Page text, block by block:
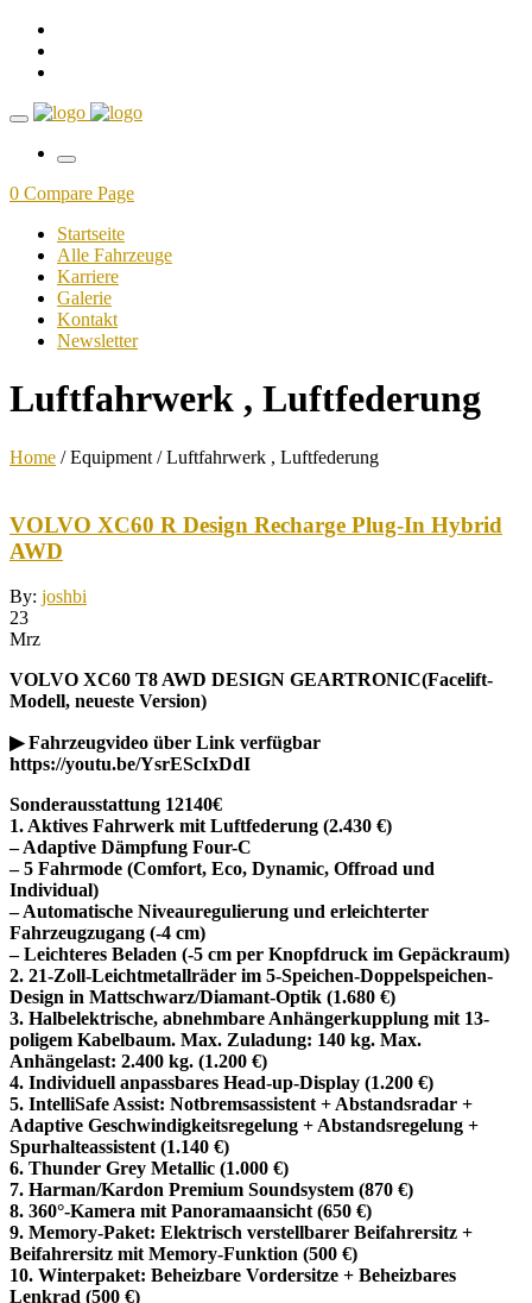
0 Compare Page
Startseite
Alle Fahrzeuge
Karriere
Galerie
Kontakt
Newsletter
Luftfahrwerk , Luftfederung
Home / Equipment / Luftfahrwerk , Luftfederung
VOLVO XC60 R Design Recharge Plug-In Hybrid
AWD
By: joshbi
23
Mrz
VOLVO XC60 T8 AWD DESIGN GEARTRONIC(Facelift-
Modell, neueste Version)
▶ Fahrzeugvideo über Link verfügbar
https://youtu.be/YsrEScIxDdI
Sonderausstattung 12140€
1. Aktives Fahrwerk mit Luftfederung (2.430 €)
– Adaptive Dämpfung Four-C
– 5 Fahrmode (Comfort, Eco, Dynamic, Offroad und
Individual)
– Automatische Niveauregulierung und erleichterter
Fahrzeugzugang (-4 cm)
– Leichteres Beladen (-5 cm per Knopfdruck im Gepäckraum)
2. 21-Zoll-Leichtmetallräder im 5-Speichen-Doppelspeichen-
Design in Mattschwarz/Diamant-Optik (1.680 €)
3. Halbelektrische, abnehmbare Anhängerkupplung mit 13-
poligem Kabelbaum. Max. Zuladung: 140 kg. Max.
Anhängelast: 2.400 kg. (1.200 €)
4. Individuell anpassbares Head-up-Display (1.200 €)
5. IntelliSafe Assist: Notbremsassistent + Abstandsradar +
Adaptive Geschwindigkeitsregelung + Abstandsregelung +
Spurhalteassistent (1.140 €)
6. Thunder Grey Metallic (1.000 €)
7. Harman/Kardon Premium Soundsystem (870 €)
8. 360°-Kamera mit Panoramaansicht (650 €)
9. Memory-Paket: Elektrisch verstellbarer Beifahrersitz +
Beifahrersitz mit Memory-Funktion (500 €)
10. Winterpaket: Beheizbare Vordersitze + Beheizbares
Lenkrad (500 €)